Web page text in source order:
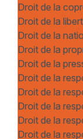
Droit de la
Droit de la
Droit de la
Droit de la
Droit de la
Droit de la
Droit de la
Droit de la
Droit de la
Droit de la